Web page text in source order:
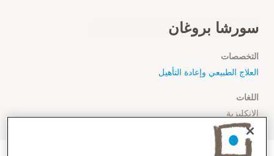
سورشا بروغان
التخصصات
العلاج الطبيعي وإعادة التأهيل
اللغات
الإنكليزية